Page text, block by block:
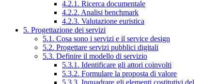
4.2.1. Ricerca documentale
4.2.2. Analisi benchmark
4.2.3. Valutazione euristica
5. Progettazione dei servizi
5.1. Cosa sono i servizi e il service design
5.2. Progettare servizi pubblici digitali
5.3. Definire il modello di servizio
5.3.1. Identificare gli attori coinvolti
5.3.2. Formulare la proposta di valore
5.3.3. Inquadrare gli elementi costitutivi del